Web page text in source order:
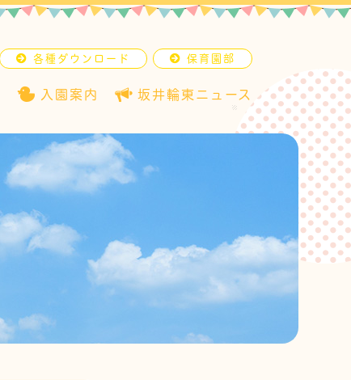
各種ダウンロード 保育園部
入園案内 坂井輪東ニュース